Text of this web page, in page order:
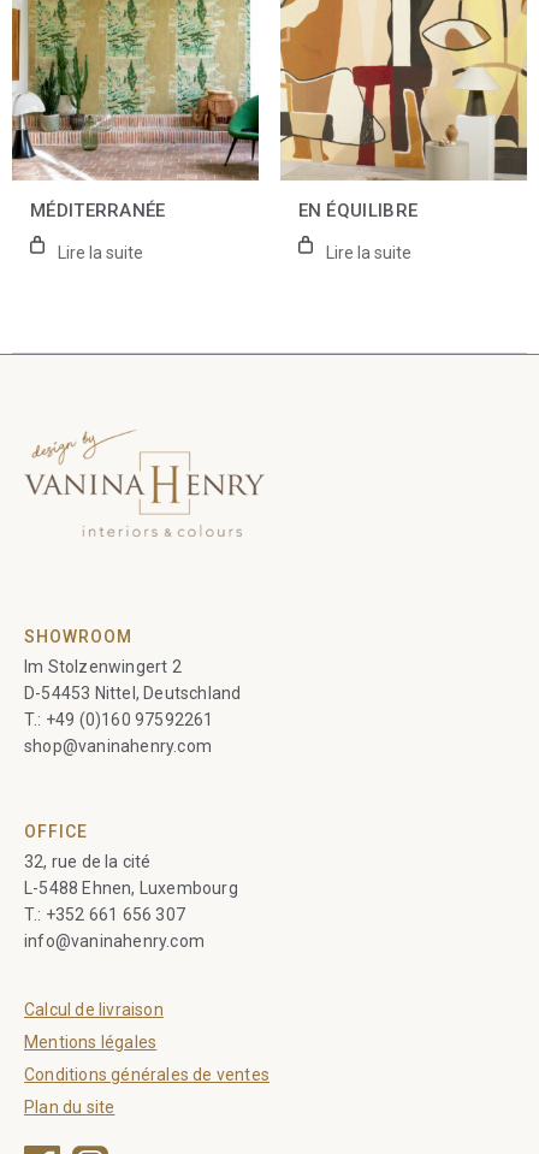
MÉDITERRANÉE
Lire la suite
EN ÉQUILIBRE
Lire la suite
SHOWROOM
Im Stolzenwingert 2
D-54453 Nittel, Deutschland
T.: +49 (0)160 97592261
shop@vaninahenry.com
OFFICE
32, rue de la cité
L-5488 Ehnen, Luxembourg
T.: +352 661 656 307
info@vaninahenry.com
Calcul de livraison
Mentions légales
Conditions générales de ventes
Plan du site